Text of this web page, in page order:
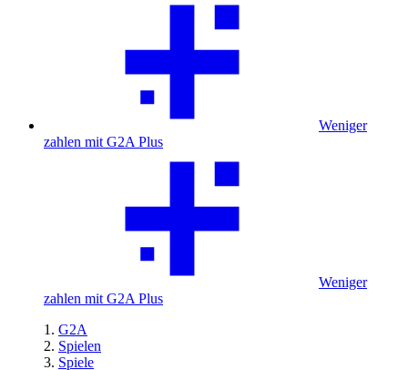
Weniger
zahlen mit G2A Plus
Weniger
zahlen mit G2A Plus
G2A
Spielen
Spiele